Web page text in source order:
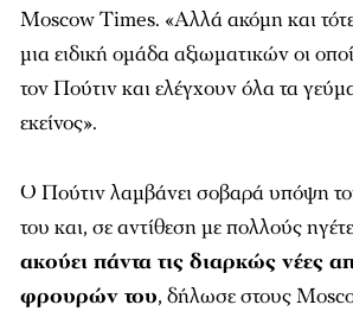
Moscow Times. «Αλλά ακόμη και
μια ειδική ομάδα αξιωματικών οι
τον Πούτιν και ελέγχουν όλα τα
εκείνος».
Ο Πούτιν λαμβάνει σοβαρά υπόψη
του και, σε αντίθεση με πολλούς
ακούει πάντα τις διαρκώς νέες
φρουρών του, δήλωσε στους